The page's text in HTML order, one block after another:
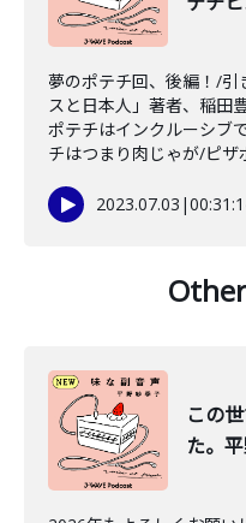
夢のポテチ回、後編！/
スと日本人」著者、稲田
ポテチはインクルーシブ
チはつまり肉じゃが/ピザ
2023.07.03 |
この
た。